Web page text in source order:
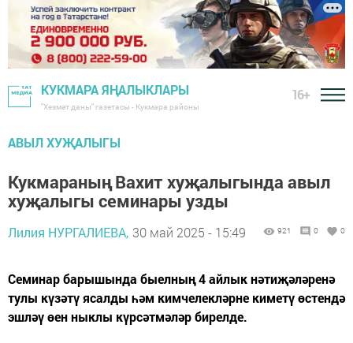
КУКМАРА ЯҢАЛЫКЛАРЫ
"Хезмәт даны" газетасы - Кукмара районы
16+
АВЫЛ ХУҖАЛЫГЫ
Кукмараның Вахит хуҗалыгында авыл
хуҗалыгы семинары узды
Лилия НУРГАЛИЕВА, 30 май 2025 - 15:49 921 0 0
Семинар барышында быелның 4 айлык нәтиҗәләренә
тулы күзәтү ясалды һәм кимчелекләрне киметү өстендә
эшләү өен ныклы күрсәтмәләр бирелде.